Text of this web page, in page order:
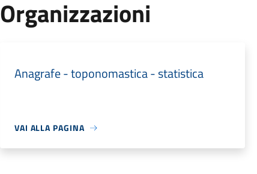
Organizzazioni
Anagrafe - toponomastica - statistica
VAI ALLA PAGINA